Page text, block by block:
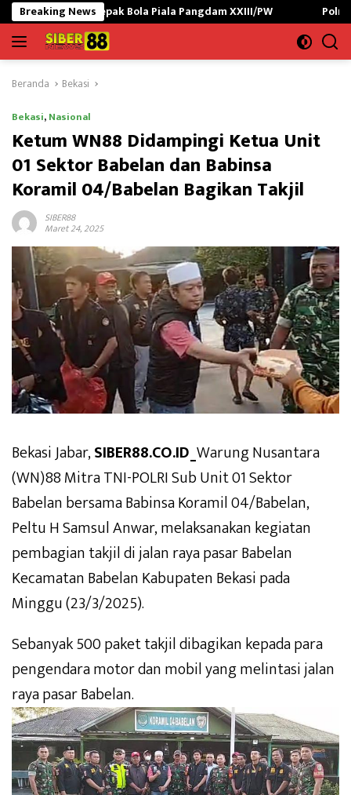
Langsung
ke
konten
Breaking News
Bola Piala Pangdam XXIII/PW Polres Lampung Utara
Beranda Bekasi
Bekasi,Nasional
Ketum WN88 Didampingi Ketua Unit
01 Sektor Babelan dan Babinsa
Koramil 04/Babelan Bagikan Takjil
SIBER88
Maret 24, 2025
Bekasi Jabar,SIBER88.CO.ID_Warung Nusantara
(WN)88 Mitra TNI-POLRI Sub Unit 01 Sektor
Babelan bersama Babinsa Koramil 04/Babelan,
Peltu H Samsul Anwar, melaksanakan kegiatan
pembagian takjil di jalan raya pasar Babelan
Kecamatan Babelan Kabupaten Bekasi pada
Minggu (23/3/2025).
Sebanyak 500 paket takjil dibagikan kepada para
pengendara motor dan mobil yang melintasi jalan
raya pasar Babelan.